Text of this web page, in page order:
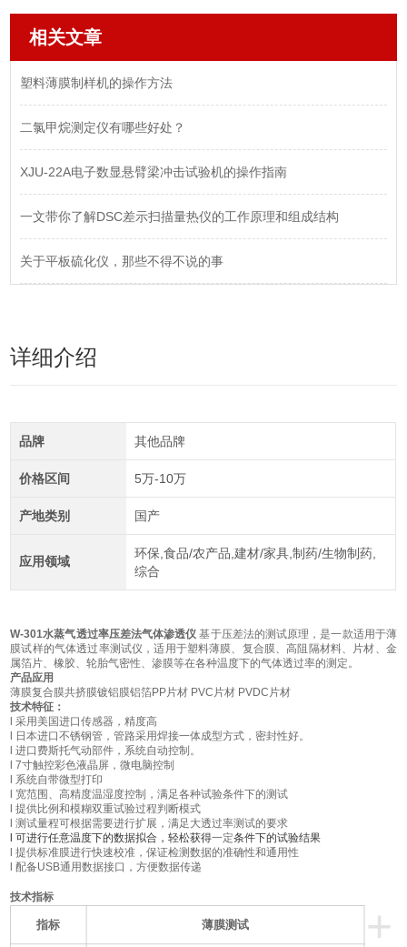
相关文章
塑料薄膜制样机的操作方法
二氯甲烷测定仪有哪些好处？
XJU-22A电子数显悬臂梁冲击试验机的操作指南
一文带你了解DSC差示扫描量热仪的工作原理和组成结构
关于平板硫化仪，那些不得不说的事
详细介绍
品牌 其他品牌
价格区间 5万-10万
产地类别 国产
应用领域
环保,食品/农产品,建材/家具,制药/生物制药,
综合
W-301水蒸气透过率压差法气体渗透仪 基于压差法的测试原理，是一款适用于薄
膜试样的气体透过率测试仪，适用于塑料薄膜、复合膜、高阻隔材料、片材、金
属箔片、橡胶、轮胎气密性、渗膜等在各种温度下的气体透过率的测定。
产品应用
薄膜复合膜共挤膜镀铝膜铝箔PP片材 PVC片材 PVDC片材
技术特征：
l采用美国进口传感器，精度高
日本进口不锈钢管，管路采用焊接一体成型方式，密封性好。
l进口费斯托气动部件，系统自动控制。
l7寸触控彩色液晶屏，微电脑控制
系统自带微型打印
宽范围、高精度温湿度控制，满足各种试验条件下的测试
l提供比例和模糊双重试验过程判断模式
l测试量程可根据需要进行扩展，满足大透过率测试的要求
l可进行任意温度下的数据拟合，轻松获得一定条件下的试验结果
l提供标准膜进行快速校准，保证检测数据的准确性和通用性
配备USB通用数据接口，方便数据传递
技术指标
+
指标 薄膜测试